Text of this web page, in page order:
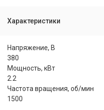
Характеристики
Напряжение, В
380
Мощность, кВт
2.2
Частота вращения, об/мин
1500